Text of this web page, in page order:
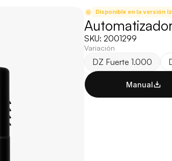
Disponible en la versión
SKU: 2001299
Variación
DZ Fuerte 1.000
Manual